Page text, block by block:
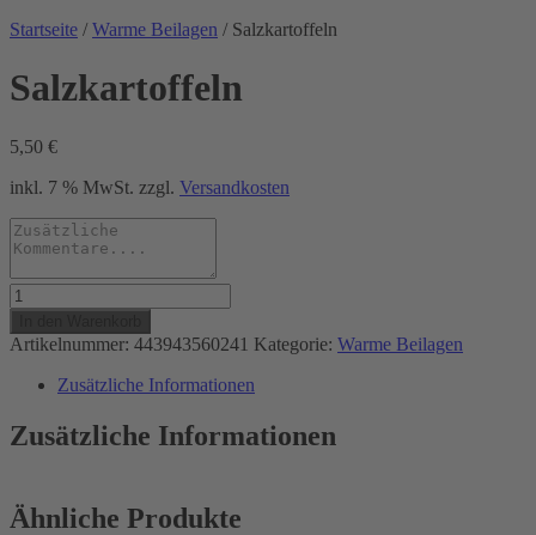
Startseite / Warme Beilagen / Salzkartoffeln
Salzkartoffeln
5,50 €
inkl. 7 % MwSt. zzgl. Versandkosten
Salzkartoffeln
Menge
Artikelnummer: 443943560241 Kategorie: Warme Beilagen
Zusätzliche Informationen
Zusätzliche Informationen
Ähnliche Produkte